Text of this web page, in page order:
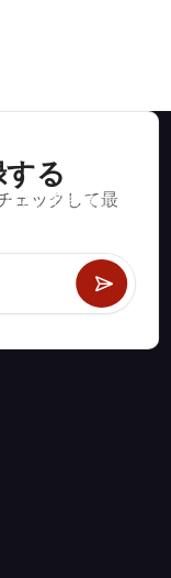
る
ェックして最
ど、数百種類の